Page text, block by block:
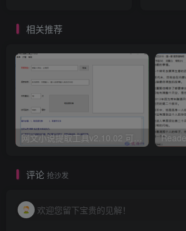
相关推荐
网文小说提取工具v2.10.02 可以自动下载小说 从此不再花钱看小说
评论 抢沙发
欢迎您留下宝贵的见解！